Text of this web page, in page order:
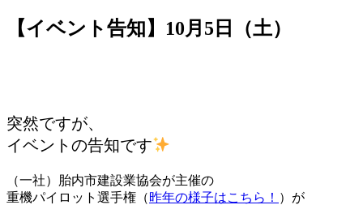
【イベント告知】10月5日（土）
突然ですが、
イベントの告知です
（一社）胎内市建設業協会が主催の
重機パイロット選手権（昨年の様子はこちら！ ）が